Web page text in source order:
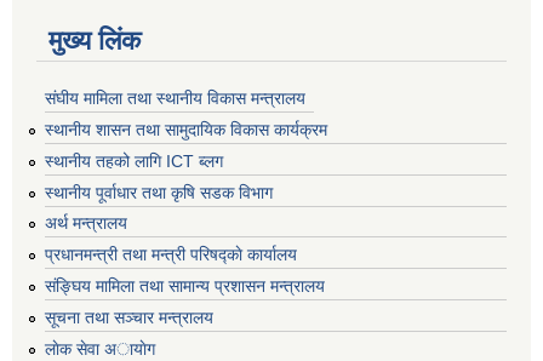
मुख्य लिंक
संघीय मामिला तथा स्थानीय विकास मन्त्रालय
स्थानीय शासन तथा सामुदायिक विकास कार्यक्रम
स्थानीय तहको लागि ICT ब्लग
स्थानीय पूर्वाधार तथा कृषि सडक विभाग
अर्थ मन्त्रालय
प्रधानमन्त्री तथा मन्त्री परिषद्काे कार्यालय
संङ्घिय मामिला तथा सामान्य प्रशासन मन्त्रालय
सूचना तथा सञ्चार मन्त्रालय
लाेक सेवा अायाेग